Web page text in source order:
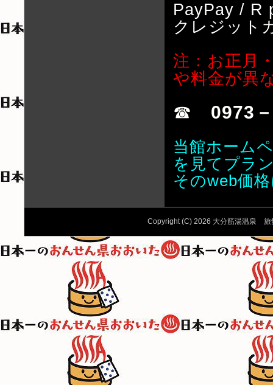
PayPay / R
クレジット
注：お正月
や料金が異
☎ 0973
当館ホーム
を見てプラ
そのweb価
Copyright (C) 2026 大分筋湯温泉